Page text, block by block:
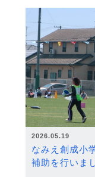
2026.05.19
なみえ創成小
補助を行いま